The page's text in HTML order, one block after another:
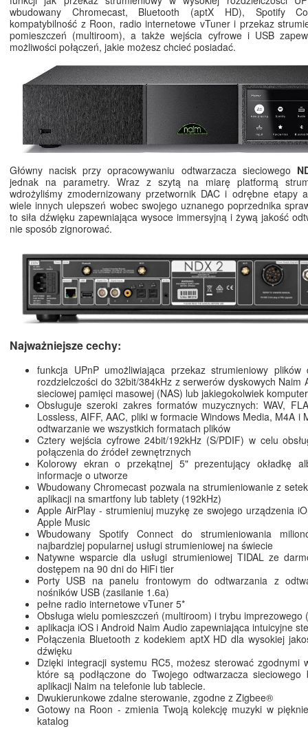
wbudowany Chromecast, Bluetooth (aptX HD), Spotify
kompatybilność z Roon, radio internetowe vTuner i przekaz
pomieszczeń (multiroom), a także wejścia cyfrowe i USB
możliwości połączeń, jakie możesz chcieć posiadać.
Główny nacisk przy opracowywaniu odtwarzacza sieciowego
jednak na parametry. Wraz z szytą na miarę platformą
wdrożyliśmy zmodernizowany przetwornik DAC i odrębne etapy
wiele innych ulepszeń wobec swojego uznanego poprzednika
to siła dźwięku zapewniająca wysoce immersyjną i żywą jakość
nie sposób zignorować.
Najważniejsze cechy:
funkcja UPnP umożliwiająca przekaz strumieniowy plików
rozdzielczości do 32bit/384kHz z serwerów dyskowych Naim
sieciowej pamięci masowej (NAS) lub jakiegokolwiek
Obsługuje szeroki zakres formatów muzycznych: WAV,
Lossless, AIFF, AAC, pliki w formacie Windows Media, M4A i
odtwarzanie we wszystkich formatach plików
Cztery wejścia cyfrowe 24bit/192kHz (S/PDIF) w celu
połączenia do źródeł zewnętrznych
Kolorowy ekran o przekątnej 5" prezentujący okładkę
informacje o utworze
Wbudowany Chromecast pozwala na strumieniowanie z
aplikacji na smartfony lub tablety (192kHz)
Apple AirPlay - strumieniuj muzykę ze swojego urządzenia
Apple Music
Wbudowany Spotify Connect do strumieniowania
najbardziej popularnej usługi strumieniowej na świecie
Natywne wsparcie dla usługi strumieniowej TIDAL ze
dostępem na 90 dni do HiFi tier
Porty USB na panelu frontowym do odtwarzania z
nośników USB (zasilanie 1.6a)
pełne radio internetowe vTuner 5*
Obsługa wielu pomieszczeń (multiroom) i trybu imprezowego
aplikacja iOS i Android Naim Audio zapewniająca intuicyjne
Połączenia Bluetooth z kodekiem aptX HD dla wysokiej
dźwięku
Dzięki integracji systemu RC5, możesz sterować zgodnymi
które są podłączone do Twojego odtwarzacza sieciowego
aplikacji Naim na telefonie lub tablecie.
Dwukierunkowe zdalne sterowanie, zgodne z Zigbee®
Gotowy na Roon - zmienia Twoją kolekcję muzyki w
katalog